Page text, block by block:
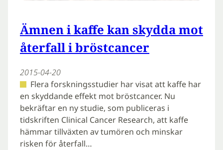
Ämnen i kaffe kan skydda mot
återfall i bröstcancer
2015-04-20
Flera forskningsstudier har visat att kaffe har
en skyddande effekt mot bröstcancer. Nu
bekräftar en ny studie, som publiceras i
tidskriften Clinical Cancer Research, att kaffe
hämmar tillväxten av tumören och minskar
risken för återfall…